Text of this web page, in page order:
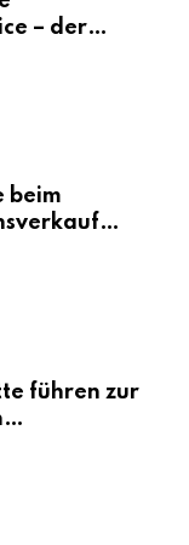
– der
beim
führen zur